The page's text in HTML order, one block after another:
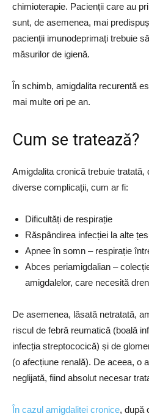
chimioterapie. Pacienții care au
sunt, de asemenea, mai
pacienții imunodeprimați trebuie
măsurilor de igienă.
În schimb, amigdalita recurentă
mai multe ori pe an.
Cum se tratează?
Amigdalita cronică trebuie tratată,
diverse complicații, cum ar fi:
Dificultăți de respirație
Răspândirea infecției la alte
Apnee în somn – respirație
Abces periamigdalian –
amigdalelor, care necesită
De asemenea, lăsată netratată,
riscul de febră reumatică (boală
infecția streptococică) și de
(o afecțiune renală). De aceea, o
neglijată, fiind absolut necesar
În cazul amigdalitei cronice, după